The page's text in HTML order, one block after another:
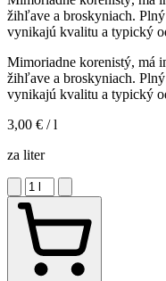
žihľave a broskyniach.
vynikajú kvalitu a typický
Mimoriadne korenistý, má
žihľave a broskyniach.
vynikajú kvalitu a typický
3,00 € / l
za liter